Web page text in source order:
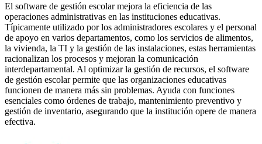
El software de gestión escolar mejora la eficiencia de las
operaciones administrativas en las instituciones educativas.
Típicamente utilizado por los administradores escolares y el personal
de apoyo en varios departamentos, como los servicios de alimentos,
la vivienda, la TI y la gestión de las instalaciones, estas herramientas
racionalizan los procesos y mejoran la comunicación
interdepartamental. Al optimizar la gestión de recursos, el software
de gestión escolar permite que las organizaciones educativas
funcionen de manera más sin problemas. Ayuda con funciones
esenciales como órdenes de trabajo, mantenimiento preventivo y
gestión de inventario, asegurando que la institución opere de manera
efectiva.